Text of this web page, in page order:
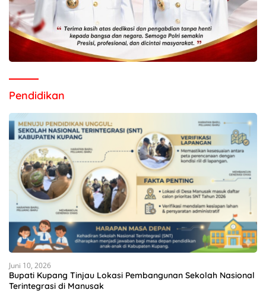
Pendidikan
Juni 10, 2026
Bupati Kupang Tinjau Lokasi Pembangunan Sekolah Nasional
Terintegrasi di Manusak